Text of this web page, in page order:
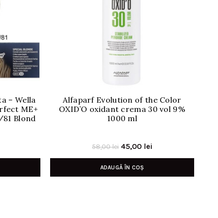
– Wella
ME+
Blond
Alfaparf Evolution of the Color
OXID’O oxidant crema 30 vol 9%
1000 ml
58,00lei Prețul
inițial
a
45,00 lei
curent
ADAUGĂ ÎN COȘ